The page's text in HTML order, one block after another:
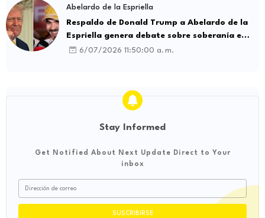
Abelardo de la Espriella
Respaldo de Donald Trump a Abelardo de la
Espriella genera debate sobre soberanía e
influencia internacional
6/07/2026 11:50:00 a. m.
Stay Informed
Get Notified About Next Update Direct to Your
inbox